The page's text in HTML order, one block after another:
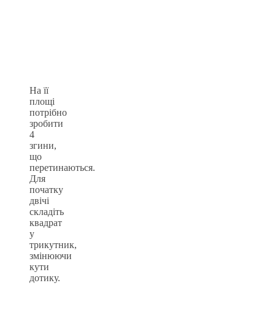
На її
площі
потрібно
зробити
4
згини,
що
перетинаються.
Для
початку
двічі
складіть
квадрат
у
трикутник,
змінюючи
кути
дотику.